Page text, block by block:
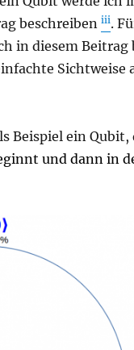
beschreibeniii.
in diesem Beitrag
Sichtweise
Beispiel ein Qubit,
und dann in